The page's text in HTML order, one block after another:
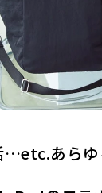
…etc.あらゆ